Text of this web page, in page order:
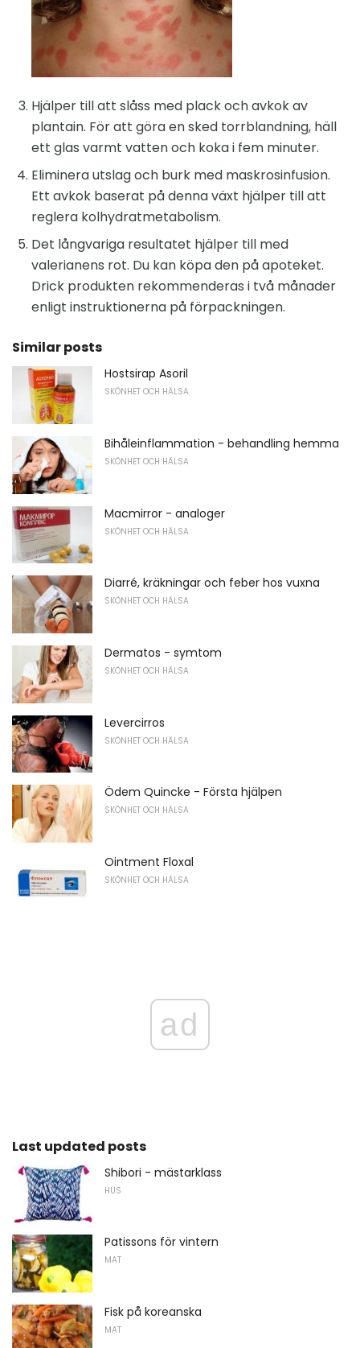
Hjälper till att slåss med plack och avkok av
plantain. För att göra en sked torrblandning, häll
ett glas varmt vatten och koka i fem minuter.
Eliminera utslag och burk med maskrosinfusion.
Ett avkok baserat på denna växt hjälper till att
reglera kolhydratmetabolism.
Det långvariga resultatet hjälper till med
valerianens rot. Du kan köpa den på apoteket.
Drick produkten rekommenderas i två månader
enligt instruktionerna på förpackningen.
Similar posts
Hostsirap Asoril
SKÖNHET OCH HÄLSA
Bihåleinflammation - behandling hemma
SKÖNHET OCH HÄLSA
Macmirror - analoger
SKÖNHET OCH HÄLSA
Diarré, kräkningar och feber hos vuxna
SKÖNHET OCH HÄLSA
Dermatos - symtom
SKÖNHET OCH HÄLSA
Levercirros
SKÖNHET OCH HÄLSA
Ödem Quincke - Första hjälpen
SKÖNHET OCH HÄLSA
Ointment Floxal
SKÖNHET OCH HÄLSA
ad
Last updated posts
Shibori - mästarklass
HUS
Patissons för vintern
MAT
Fisk på koreanska
MAT